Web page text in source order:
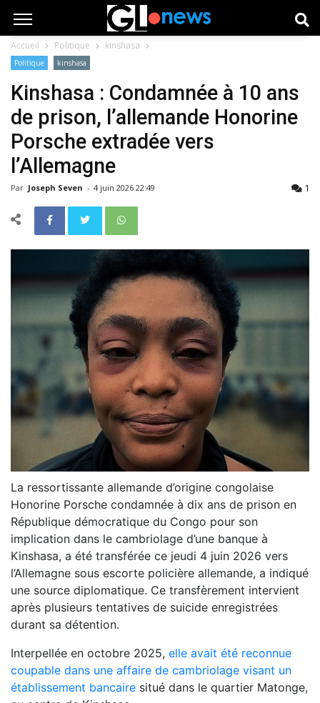
Accueil Politique kinshasa
Politique kinshasa
Kinshasa : Condamnée à 10 ans
de prison, l’allemande Honorine
Porsche extradée vers
l’Allemagne
Par Joseph Seven - 4 juin 2026 22:49 1
La ressortissante allemande d’origine congolaise
Honorine Porsche condamnée à dix ans de prison en
République démocratique du Congo pour son
implication dans le cambriolage d’une banque à
Kinshasa, a été transférée ce jeudi 4 juin 2026 vers
l’Allemagne sous escorte policière allemande, a indiqué
une source diplomatique. Ce transfèrement intervient
après plusieurs tentatives de suicide enregistrées
durant sa détention.
Interpellée en octobre 2025, elle avait été reconnue
coupable dans une affaire de cambriolage visant un
établissement bancaire situé dans le quartier Matonge,